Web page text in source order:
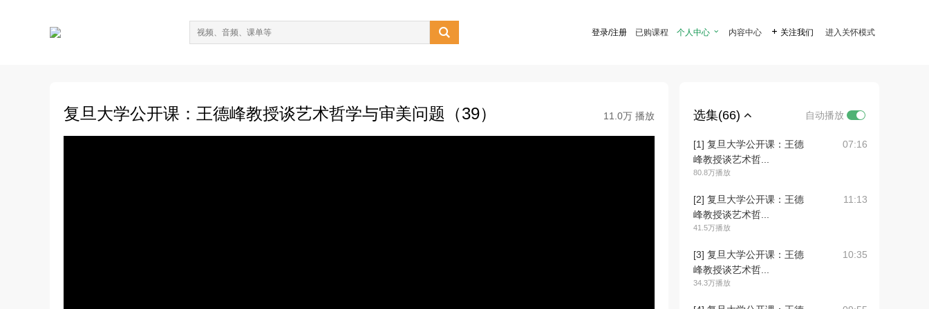
 登录/注册 已购课程 个人中心  内容中心  关注我们 进入关怀模式
复旦大学公开课：王德峰教授谈艺术哲学与审美问题（39） 11.0万 播放 选集(66) 自动播放
[1] 复旦大学公开课：王德
峰教授谈艺术哲...
80.8万播放
07:16
[2] 复旦大学公开课：王德
峰教授谈艺术哲...
41.5万播放
11:13
[3] 复旦大学公开课：王德
峰教授谈艺术哲...
34.3万播放
10:35